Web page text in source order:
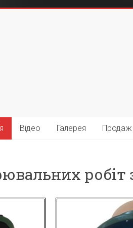
Відео Галерея Продаж